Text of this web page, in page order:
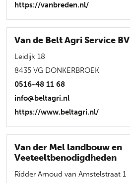
https://vanbreden.nl/
Van de Belt Agri Service BV
Leidijk 18
8435 VG DONKERBROEK
0516-48 11 68
info@beltagri.nl
https://www.beltagri.nl/
Van der Mel landbouw en
Veeteeltbenodigdheden
Ridder Arnoud van Amstelstraat 1